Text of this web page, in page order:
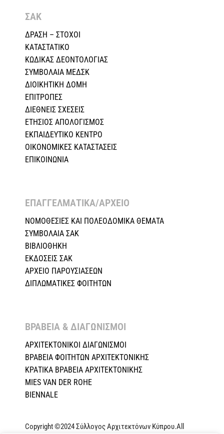
ΣΑΚ
ΔΡΑΣΗ – ΣΤΟΧΟΙ
ΚΑΤΑΣΤΑΤΙΚΟ
ΚΩΔΙΚΑΣ ΔΕΟΝΤΟΛΟΓΙΑΣ
ΣΥΜΒΟΛΑΙΑ ΜΕΔΣΚ
ΔΙΟΙΚΗΤΙΚΗ ΔΟΜΗ
ΕΠΙΤΡΟΠΕΣ
ΔΙΕΘΝΕΙΣ ΣΧΕΣEIΣ
ΕΤΗΣΙΟΣ ΑΠΟΛΟΓΙΣΜΟΣ
ΕΚΠΑΙΔΕΥΤΙΚΟ ΚΕΝΤΡΟ
ΟΙΚΟΝΟΜΙΚΕΣ ΚΑΤΑΣΤΑΣΕΙΣ
ΕΠΙΚΟΙΝΩΝΙΑ
ΕΠΑΓΓΕΛΜΑΤΙΚΑ/ΑΡΧΕΙΟ ​
ΝΟΜΟΘΕΣΙΕΣ KAI ΠΟΛΕΟΔΟΜΙΚΑ ΘΕΜΑΤΑ
ΣΥΜΒΟΛΑΙΑ ΣΑΚ
ΒΙΒΛΙΟΘΗΚΗ
ΕΚΔΟΣΕΙΣ ΣΑΚ
ΑΡΧΕΙΟ ΠΑΡΟΥΣΙΑΣΕΩΝ
ΔΙΠΛΩΜΑΤΙΚΕΣ ΦΟΙΤΗΤΩΝ
ΒΡΑΒΕΙΑ & ΔΙΑΓΩΝΙΣΜΟΙ ​
ΑΡΧΙΤΕΚΤΟΝΙΚΟΙ ΔΙΑΓΩΝΙΣΜΟΙ
ΒΡΑΒΕΙΑ ΦΟΙΤΗΤΩΝ ΑΡΧΙΤΕΚΤΟΝΙΚΗΣ
ΚΡΑΤΙΚΑ ΒΡΑΒΕΙΑ ΑΡΧΙΤΕΚΤΟΝΙΚΗΣ
MIES VAN DER ROHE
BIENNALE
Copyright ©2024 Σύλλογος Αρχιτεκτόνων Κύπρου.All